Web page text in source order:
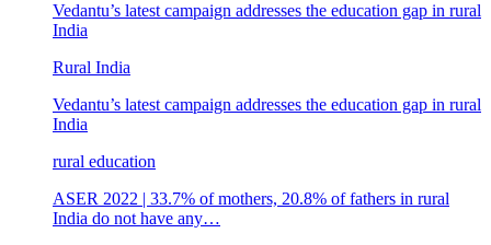
Vedantu’s latest campaign addresses the education gap in rural
India
Rural India
Vedantu’s latest campaign addresses the education gap in rural
India
rural education
ASER 2022 | 33.7% of mothers, 20.8% of fathers in rural
India do not have any…